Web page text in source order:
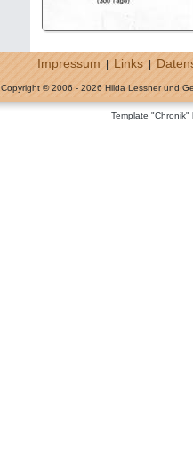
Impressum|Links|
Copyright © 2006 - 2026 Hilda Lessner und
Template